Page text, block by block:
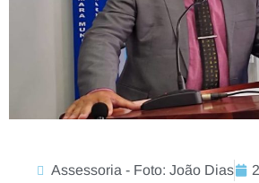
Assessoria - Foto: João Dias